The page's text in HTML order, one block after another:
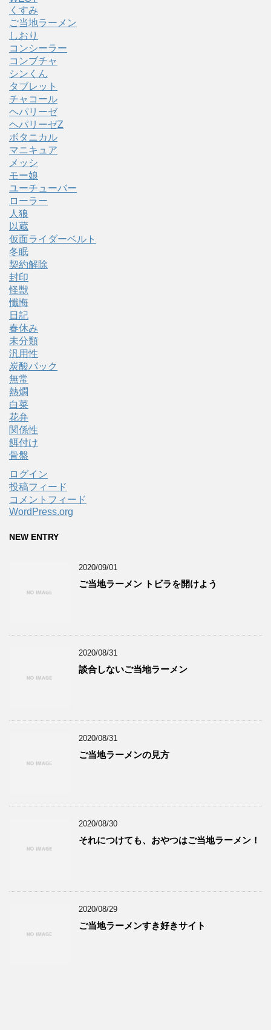
くすみ
ご当地ラーメン
しおり
コンシーラー
コンブチャ
シンくん
タブレット
チャコール
ヘパリーゼ
ヘパリーゼZ
ボタニカル
マニキュア
メッシ
モー娘
ユーチューバー
ローラー
人狼
以蔵
仮面ライダーベルト
冬眠
契約解除
封印
怪獣
懺悔
日記
春休み
未分類
汎用性
炭酸パック
無常
熱燗
白菜
花弁
関係性
餌付け
骨盤
ログイン
投稿フィード
コメントフィード
WordPress.org
NEW ENTRY
2020/09/01
ご当地ラーメン トビラを開けよう
2020/08/31
談合しないご当地ラーメン
2020/08/31
ご当地ラーメンの見方
2020/08/30
それにつけても、おやつはご当地ラーメン！
2020/08/29
ご当地ラーメンすき好きサイト